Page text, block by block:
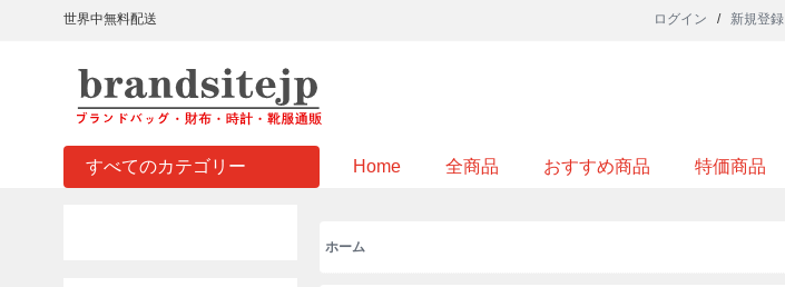
世界中無料配送 ログイン / 新規登録
すべてのカテゴリー Home 全商品 おすすめ商品 特価商品
ホーム